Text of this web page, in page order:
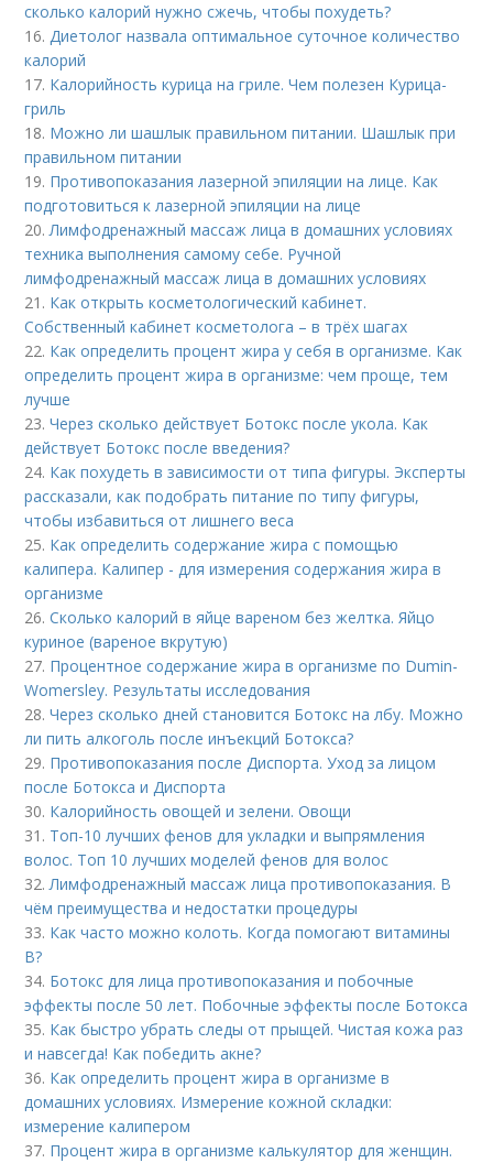
сколько калорий нужно сжечь, чтобы похудеть?
16.Диетолог назвала оптимальное суточное количество
калорий
17. Калорийность курица на гриле. Чем полезен Курица-
гриль
18. Можно ли шашлык правильном питании. Шашлык при
правильном питании
19. Противопоказания лазерной эпиляции на лице. Как
подготовиться к лазерной эпиляции на лице
20.Лимфодренажный массаж лица в домашних условиях
техника выполнения самому себе. Ручной
лимфодренажный массаж лица в домашних условиях
21. Как открыть косметологический кабинет.
Собственный кабинет косметолога – в трёх шагах
22. Как определить процент жира у себя в организме. Как
определить процент жира в организме: чем проще, тем
лучше
23.Через сколько действует Ботокс после укола. Как
действует Ботокс после введения?
24. Как похудеть в зависимости от типа фигуры. Эксперты
рассказали, как подобрать питание по типу фигуры,
чтобы избавиться от лишнего веса
25. Как определить содержание жира с помощью
калипера. Калипер - для измерения содержания жира в
организме
26.Сколько калорий в яйце вареном без желтка. Яйцо
куриное (вареное вкрутую)
27. Процентное содержание жира в организме по Dumin-
Womersley. Результаты исследования
28.Через сколько дней становится Ботокс на лбу. Можно
ли пить алкоголь после инъекций Ботокса?
29. Противопоказания после Диспорта. Уход за лицом
после Ботокса и Диспорта
30. Калорийность овощей и зелени. Овощи
31. Топ-10 лучших фенов для укладки и выпрямления
волос. Топ 10 лучших моделей фенов для волос
32.Лимфодренажный массаж лица противопоказания. В
чём преимущества и недостатки процедуры
33. Как часто можно колоть. Когда помогают витамины
B?
34. Ботокс для лица противопоказания и побочные
эффекты после 50 лет. Побочные эффекты после Ботокса
35. Как быстро убрать следы от прыщей. Чистая кожа раз
и навсегда! Как победить акне?
36. Как определить процент жира в организме в
домашних условиях. Измерение кожной складки:
измерение калипером
37. Процент жира в организме калькулятор для женщин.